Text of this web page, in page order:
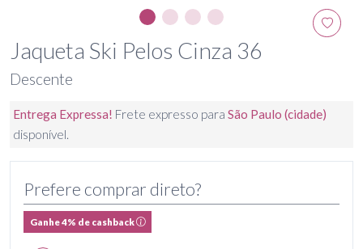
Jaqueta Ski Pelos Cinza 36
Descente
Entrega Expressa! Frete expresso para São Paulo (cidade)
disponível.
Prefere comprar direto?
Ganhe 4% de cashback